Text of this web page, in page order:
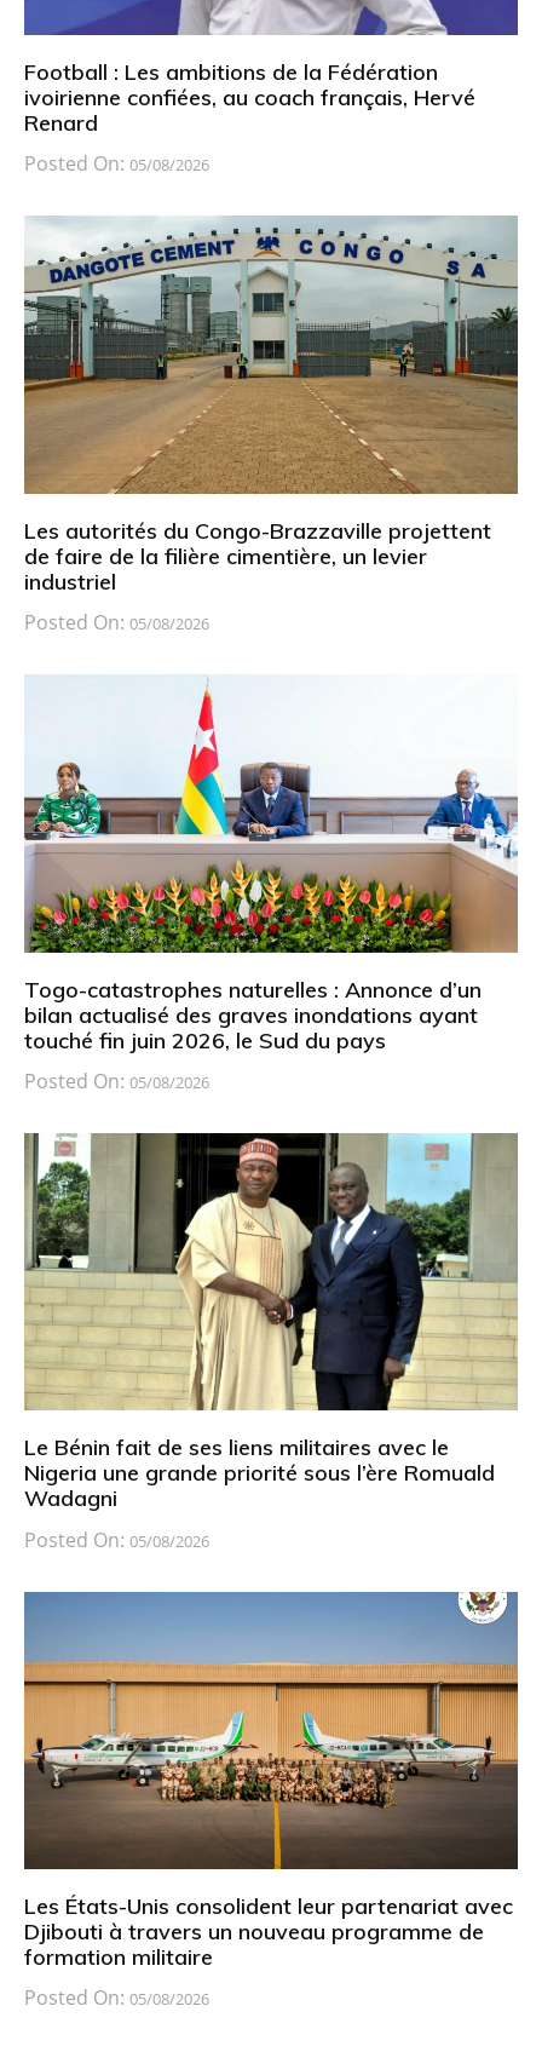
Football : Les ambitions de la Fédération
ivoirienne confiées, au coach français, Hervé
Renard
Posted On: 05/08/2026
Les autorités du Congo-Brazzaville projettent
de faire de la filière cimentière, un levier
industriel
Posted On: 05/08/2026
Togo-catastrophes naturelles : Annonce d’un
bilan actualisé des graves inondations ayant
touché fin juin 2026, le Sud du pays
Posted On: 05/08/2026
Le Bénin fait de ses liens militaires avec le
Nigeria une grande priorité sous l’ère Romuald
Wadagni
Posted On: 05/08/2026
Les États-Unis consolident leur partenariat avec
Djibouti à travers un nouveau programme de
formation militaire
Posted On: 05/08/2026